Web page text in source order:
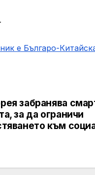
е Българо-
забранява
за да ограничи
към